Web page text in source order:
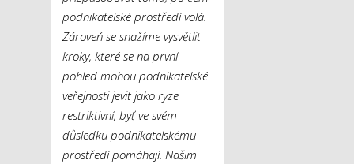
podnikatelské prostředí volá.
Zároveň se snažíme vysvětlit
kroky, které se na první
pohled mohou podnikatelské
veřejnosti jevit jako ryze
restriktivní, byť ve svém
důsledku podnikatelskému
prostředí pomáhají. Našim